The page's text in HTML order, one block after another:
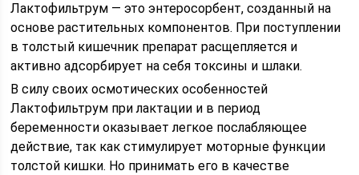
Лактофильтрум — это энтеросорбент, созданный на
основе растительных компонентов. При поступлении
в толстый кишечник препарат расщепляется и
активно адсорбирует на себя токсины и шлаки.
В силу своих осмотических особенностей
Лактофильтрум при лактации и в период
беременности оказывает легкое послабляющее
действие, так как стимулирует моторные функции
толстой кишки. Но принимать его в качестве